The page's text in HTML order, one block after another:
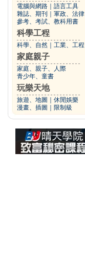
電腦與網路
語言工具
雜誌、期刊
軍政、法律
參考、考試、教科用書
科學工程
科學、自然 工業、工程
家庭親子
家庭、親子、人際
青少年、童書
玩樂天地
旅遊、地圖
休閒娛樂
漫畫、插圖
限制級